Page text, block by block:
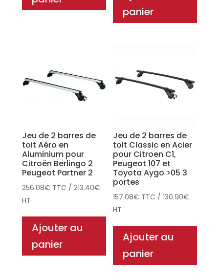
panier
Jeu de 2 barres de
toit Aéro en
Aluminium pour
Citroën Berlingo 2
Peugeot Partner 2
256.08€ TTC / 213.40€
HT
Ajouter au
panier
Jeu de 2 barres de
toit Classic en Acier
pour Citroen C1,
Peugeot 107 et
Toyota Aygo >05 3
portes
157.08€ TTC /130.90€
HT
Ajouter au
panier